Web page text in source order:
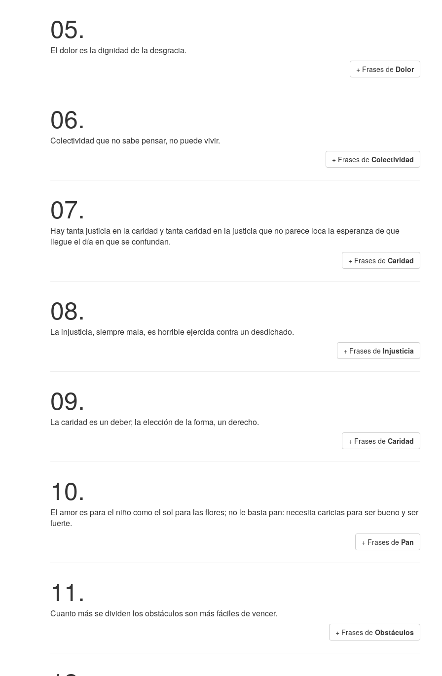
05.
El dolor es la dignidad de la desgracia.
+ Frases de Dolor
06.
Colectividad que no sabe pensar, no puede vivir.
+ Frases de Colectividad
07.
Hay tanta justicia en la caridad y tanta caridad en la justicia que no parece loca la esperanza de que
llegue el día en que se confundan.
+ Frases de Caridad
08.
La injusticia, siempre mala, es horrible ejercida contra un desdichado.
+ Frases de Injusticia
09.
La caridad es un deber; la elección de la forma, un derecho.
+ Frases de Caridad
10.
El amor es para el niño como el sol para las flores; no le basta pan: necesita caricias para ser bueno y ser
fuerte.
+ Frases de Pan
11.
Cuanto más se dividen los obstáculos son más fáciles de vencer.
+ Frases de Obstáculos